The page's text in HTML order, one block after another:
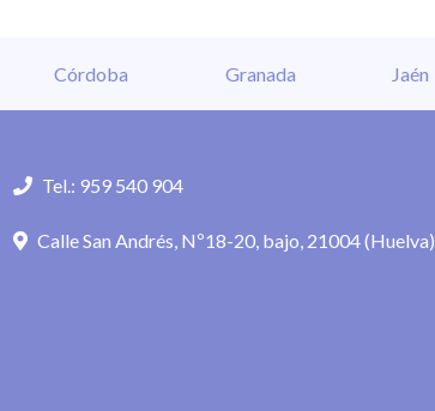
Córdoba Granada Jaén
Tel.: 959 540 904
Calle San Andrés, Nº18-20, bajo, 21004 (Huelva)